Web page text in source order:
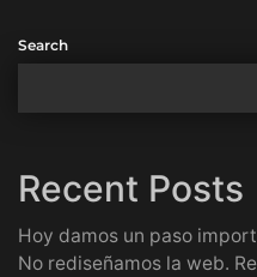
Search
Recent Posts
Hoy damos un paso
No rediseñamos la web.